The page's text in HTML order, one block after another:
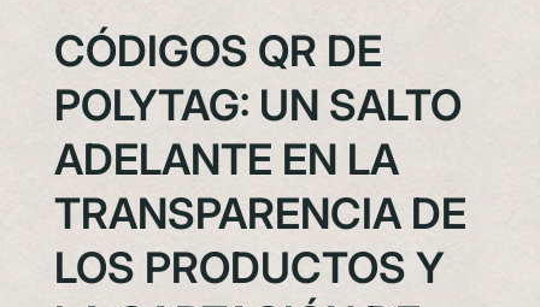
CÓDIGOS QR DE
POLYTAG: UN SALTO
ADELANTE EN LA
TRANSPARENCIA DE
LOS PRODUCTOS Y